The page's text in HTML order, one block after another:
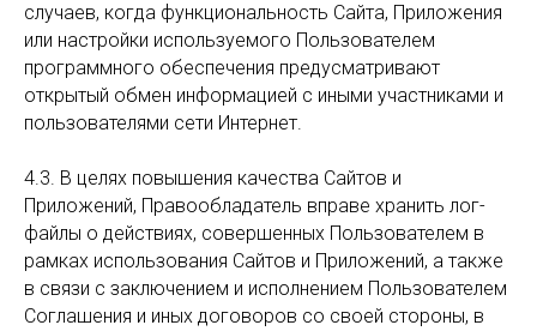
случаев, когда функциональность Сайта, Приложения
или настройки используемого Пользователем
программного обеспечения предусматривают
открытый обмен информацией с иными участниками и
пользователями сети Интернет.
4.3. В целях повышения качества Сайтов и
Приложений, Правообладатель вправе хранить лог-
файлы о действиях, совершенных Пользователем в
рамках использования Сайтов и Приложений, а также
в связи с заключением и исполнением Пользователем
Соглашения и иных договоров со своей стороны, в